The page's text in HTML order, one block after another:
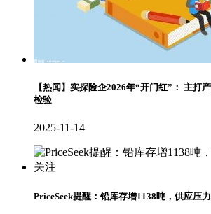
【热闻】实探险企2026年“开门红”： 主打
检验
2025-11-14
PriceSeek提醒：铅库存增1138吨，供应压